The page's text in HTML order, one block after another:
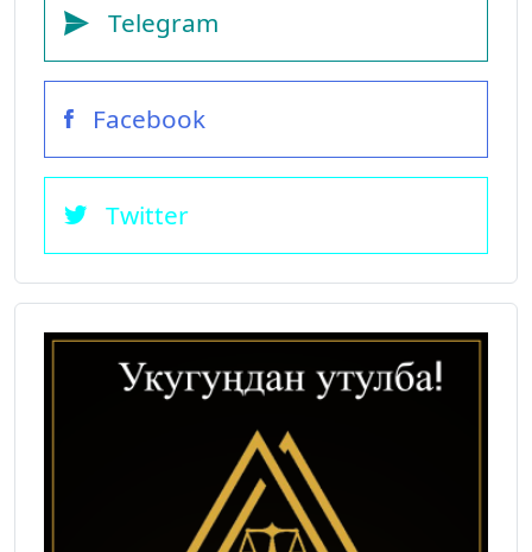
Telegram
Facebook
Twitter